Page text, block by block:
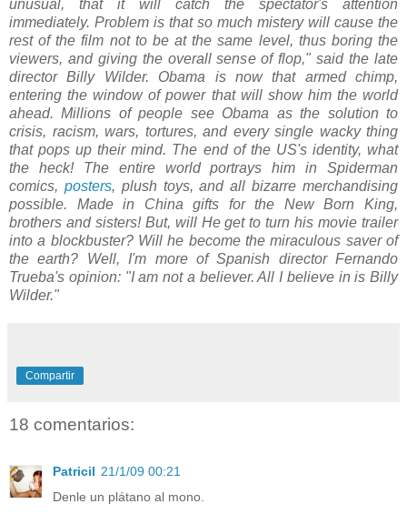
unusual, that it will catch the spectator's attention
immediately. Problem is that so much mistery will cause the
rest of the film not to be at the same level, thus boring the
viewers, and giving the overall sense of flop," said the late
director Billy Wilder. Obama is now that armed chimp,
entering the window of power that will show him the world
ahead. Millions of people see Obama as the solution to
crisis, racism, wars, tortures, and every single wacky thing
that pops up their mind. The end of the US's identity, what
the heck! The entire world portrays him in Spiderman
comics, posters, plush toys, and all bizarre merchandising
possible. Made in China gifts for the New Born King,
brothers and sisters! But, will He get to turn his movie trailer
into a blockbuster? Will he become the miraculous saver of
the earth? Well, I'm more of Spanish director Fernando
Trueba's opinion: "I am not a believer. All I believe in is Billy
Wilder."
Compartir
18 comentarios:
Patricil 21/1/09 00:21
Denle un plátano al mono.